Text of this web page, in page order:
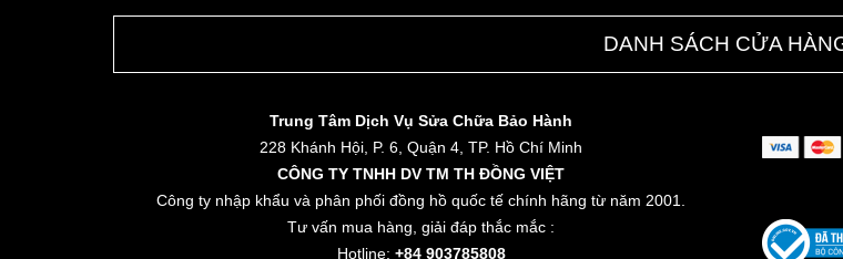
DANH SÁCH CỬA
Trung Tâm Dịch Vụ Sửa Chữa Bảo Hành
228 Khánh Hội, P. 6, Quận 4, TP. Hồ Chí Minh
CÔNG TY TNHH DV TM TH ĐỒNG VIỆT
Công ty nhập khẩu và phân phối đồng hồ quốc tế chính hãng từ năm 2001.
Tư vấn mua hàng, giải đáp thắc mắc :
Hotline: +84 903785808